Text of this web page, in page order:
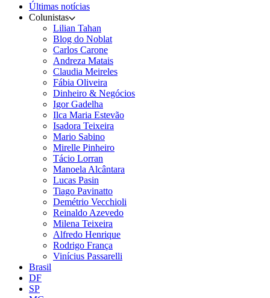
Últimas notícias
Colunistas
Lilian Tahan
Blog do Noblat
Carlos Carone
Andreza Matais
Claudia Meireles
Fábia Oliveira
Dinheiro & Negócios
Igor Gadelha
Ilca Maria Estevão
Isadora Teixeira
Mario Sabino
Mirelle Pinheiro
Tácio Lorran
Manoela Alcântara
Lucas Pasin
Tiago Pavinatto
Demétrio Vecchioli
Reinaldo Azevedo
Milena Teixeira
Alfredo Henrique
Rodrigo França
Vinícius Passarelli
Brasil
DF
SP